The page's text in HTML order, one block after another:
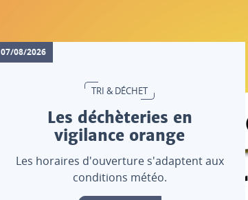
07/08/2026
TRI & DÉCHET
Les déchèteries en
vigilance orange
Les horaires d'ouverture s'adaptent aux
conditions météo.